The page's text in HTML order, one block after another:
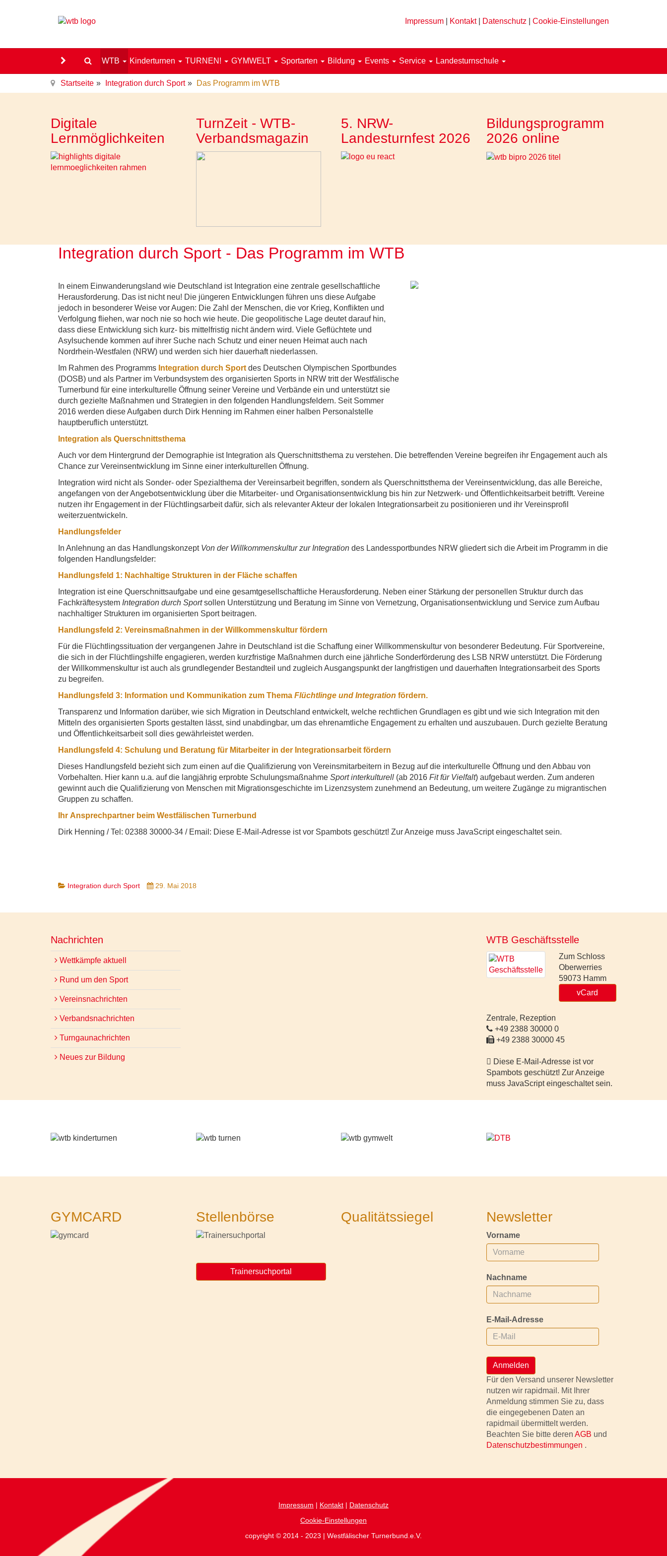
Impressum Kontakt| Datenschutz Cookie-Einstellungen
WTB Kinderturnen TURNEN! GYMWELT Sportarten Bildung Events Service Landesturnschule
Startseite Integration durch Sport Das Programm im WTB
Digitale
Lernmöglichkeiten
TurnZeit - WTB-
Verbandsmagazin
5. NRW-
Landesturnfest 2026
Bildungsprogramm
2026 online
Integration durch Sport - Das Programm im WTB
In einem Einwanderungsland wie Deutschland ist Integration eine zentrale gesellschaftliche
Herausforderung. Das ist nicht neu! Die jüngeren Entwicklungen führen uns diese Aufgabe
jedoch in besonderer Weise vor Augen: Die Zahl der Menschen, die vor Krieg, Konflikten und
Verfolgung fliehen, war noch nie so hoch wie heute. Die geopolitische Lage deutet darauf hin,
dass diese Entwicklung sich kurz- bis mittelfristig nicht ändern wird. Viele Geflüchtete und
Asylsuchende kommen auf ihrer Suche nach Schutz und einer neuen Heimat auch nach
Nordrhein-Westfalen (NRW) und werden sich hier dauerhaft niederlassen.
Im Rahmen des Programms Integration durch Sport des Deutschen Olympischen Sportbundes
(DOSB) und als Partner im Verbundsystem des organisierten Sports in NRW tritt der Westfälische
Turnerbund für eine interkulturelle Öffnung seiner Vereine und Verbände ein und unterstützt sie
durch gezielte Maßnahmen und Strategien in den folgenden Handlungsfeldern. Seit Sommer
2016 werden diese Aufgaben durch Dirk Henning im Rahmen einer halben Personalstelle
hauptberuflich unterstützt.
Integration als Querschnittsthema
Auch vor dem Hintergrund der Demographie ist Integration als Querschnittsthema zu verstehen. Die betreffenden Vereine begreifen ihr Engagement auch als
Chance zur Vereinsentwicklung im Sinne einer interkulturellen Öffnung.
Integration wird nicht als Sonder- oder Spezialthema der Vereinsarbeit begriffen, sondern als Querschnittsthema der Vereinsentwicklung, das alle Bereiche,
angefangen von der Angebotsentwicklung über die Mitarbeiter- und Organisationsentwicklung bis hin zur Netzwerk- und Öffentlichkeitsarbeit betrifft. Vereine
nutzen ihr Engagement in der Flüchtlingsarbeit dafür, sich als relevanter Akteur der lokalen Integrationsarbeit zu positionieren und ihr Vereinsprofil
weiterzuentwickeln.
Handlungsfelder
In Anlehnung an das Handlungskonzept Von der Willkommenskultur zur Integration des Landessportbundes NRW gliedert sich die Arbeit im Programm in die
folgenden Handlungsfelder:
Handlungsfeld 1: Nachhaltige Strukturen in der Fläche schaffen
Integration ist eine Querschnittsaufgabe und eine gesamtgesellschaftliche Herausforderung. Neben einer Stärkung der personellen Struktur durch das
Fachkräftesystem Integration durch Sportsollen Unterstützung und Beratung im Sinne von Vernetzung, Organisationsentwicklung und Service zum Aufbau
nachhaltiger Strukturen im organisierten Sport beitragen.
Handlungsfeld 2: Vereinsmaßnahmen in der Willkommenskultur fördern
Für die Flüchtlingssituation der vergangenen Jahre in Deutschland ist die Schaffung einer Willkommenskultur von besonderer Bedeutung. Für Sportvereine,
die sich in der Flüchtlingshilfe engagieren, werden kurzfristige Maßnahmen durch eine jährliche Sonderförderung des LSB NRW unterstützt. Die Förderung
der Willkommenskultur ist auch als grundlegender Bestandteil und zugleich Ausgangspunkt der langfristigen und dauerhaften Integrationsarbeit des Sports
zu begreifen.
Handlungsfeld 3: Information und Kommunikation zum Thema Flüchtlinge und Integration fördern.
Transparenz und Information darüber, wie sich Migration in Deutschland entwickelt, welche rechtlichen Grundlagen es gibt und wie sich Integration mit den
Mitteln des organisierten Sports gestalten lässt, sind unabdingbar, um das ehrenamtliche Engagement zu erhalten und auszubauen. Durch gezielte Beratung
und Öffentlichkeitsarbeit soll dies gewährleistet werden.
Handlungsfeld 4: Schulung und Beratung für Mitarbeiter in der Integrationsarbeit fördern
Dieses Handlungsfeld bezieht sich zum einen auf die Qualifizierung von Vereinsmitarbeitern in Bezug auf die interkulturelle Öffnung und den Abbau von
Vorbehalten. Hier kann u.a. auf die langjährig erprobte Schulungsmaßnahme Sport interkulturell (ab 2016 Fit für Vielfalt) aufgebaut werden. Zum anderen
gewinnt auch die Qualifizierung von Menschen mit Migrationsgeschichte im Lizenzsystem zunehmend an Bedeutung, um weitere Zugänge zu migrantischen
Gruppen zu schaffen.
Ihr Ansprechpartner beim Westfälischen Turnerbund
Dirk Henning / Tel: 02388 30000-34 / Email: Diese E-Mail-Adresse ist vor Spambots geschützt! Zur Anzeige muss JavaScript eingeschaltet sein.
Integration durch Sport 29. Mai 2018
Nachrichten
Wettkämpfe aktuell
Rund um den Sport
Vereinsnachrichten
Verbandsnachrichten
Turngaunachrichten
Neues zur Bildung
WTB Geschäftsstelle
Zum Schloss
Oberwerries
59073 Hamm
vCard
Zentrale, Rezeption
+49 2388 30000 0
+49 2388 30000 45
Diese E-Mail-Adresse ist vor
Spambots geschützt! Zur Anzeige
muss JavaScript eingeschaltet sein.
GYMCARD Stellenbörse
Trainersuchportal
Qualitätssiegel Newsletter
Vorname
Nachname
E-Mail-Adresse
Anmelden
Für den Versand unserer Newsletter
nutzen wir rapidmail. Mit Ihrer
Anmeldung stimmen Sie zu, dass
die eingegebenen Daten an
rapidmail übermittelt werden.
Beachten Sie bitte deren AGB und
Datenschutzbestimmungen .
Impressum | Kontakt | Datenschutz
Cookie-Einstellungen
copyright © 2014 - 2023 | Westfälischer Turnerbund.e.V.